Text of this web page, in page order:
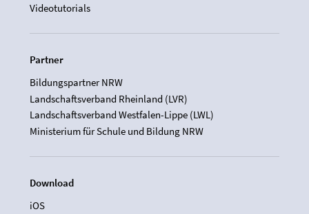
Videotutorials
Partner
Bildungspartner NRW
Landschaftsverband Rheinland (LVR)
Landschaftsverband Westfalen-Lippe (LWL)
Ministerium für Schule und Bildung NRW
Download
iOS